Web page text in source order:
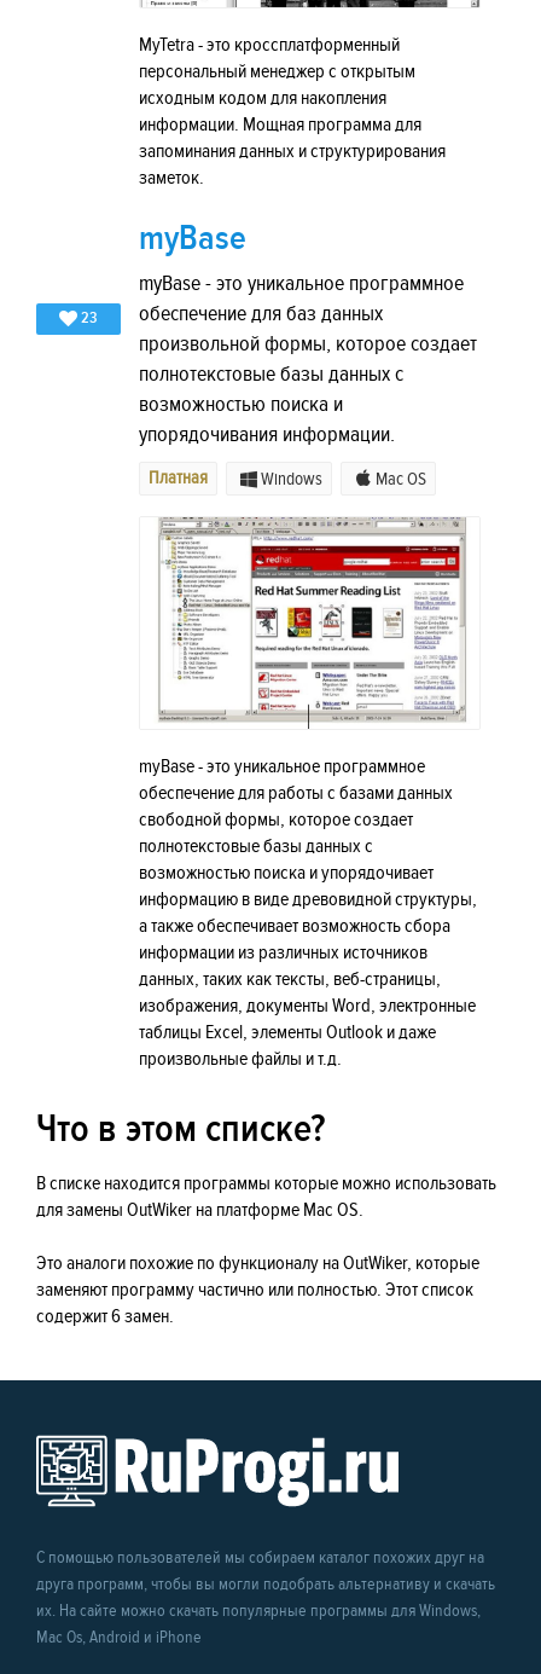
MyTetra - это кроссплатформенный
персональный менеджер с открытым
исходным кодом для накопления
информации. Мощная программа для
запоминания данных и структурирования
заметок.
23
myBase
myBase - это уникальное программное
обеспечение для баз данных
произвольной формы, которое создает
полнотекстовые базы данных с
возможностью поиска и
упорядочивания информации.
Платная Windows Mac OS
myBase - это уникальное программное
обеспечение для работы с базами данных
свободной формы, которое создает
полнотекстовые базы данных с
возможностью поиска и упорядочивает
информацию в виде древовидной структуры,
а также обеспечивает возможность сбора
информации из различных источников
данных, таких как тексты, веб-страницы,
изображения, документы Word, электронные
таблицы Excel, элементы Outlook и даже
произвольные файлы и т.д.
Что в этом списке?
В списке находится программы которые можно использовать
для замены OutWiker на платформе Mac OS.
Это аналоги похожие по функционалу на OutWiker, которые
заменяют программу частично или полностью. Этот список
содержит 6 замен.
С помощью пользователей мы собираем каталог похожих друг на
друга программ, чтобы вы могли подобрать альтернативу и скачать
их. На сайте можно скачать популярные программы для Windows,
Mac Os, Android и iPhone